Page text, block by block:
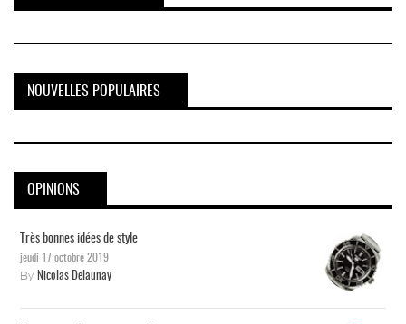
NOUVELLES POPULAIRES
OPINIONS
Très bonnes idées de style
jeudi 17 octobre 2019
By Nicolas Delaunay